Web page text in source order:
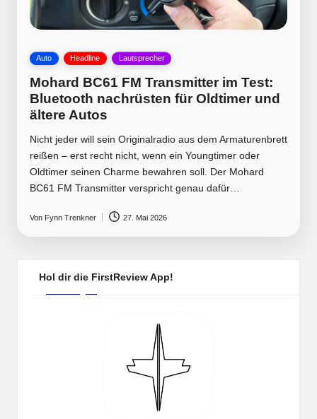
Posted
Auto Headline Lautsprecher
Mohard BC61 FM Transmitter im Test:
Bluetooth nachrüsten für Oldtimer und
ältere Autos
Nicht jeder will sein Originalradio aus dem Armaturenbrett
reißen – erst recht nicht, wenn ein Youngtimer oder
Oldtimer seinen Charme bewahren soll. Der Mohard
BC61 FM Transmitter verspricht genau dafür…
Posted
by
Von Fynn Trenkner 27. Mai 2026
Hol dir die FirstReview App!